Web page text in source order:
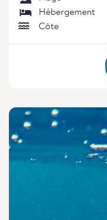
Hébergement
Côte